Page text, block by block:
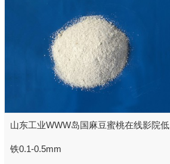
山东工业WWW岛国麻豆蜜桃在线影院低
铁0.1-0.5mm